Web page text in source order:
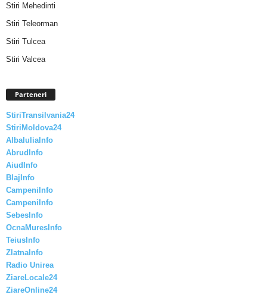
Stiri Mehedinti
Stiri Teleorman
Stiri Tulcea
Stiri Valcea
Parteneri
StiriTransilvania24
StiriMoldova24
AlbaIuliaInfo
AbrudInfo
AiudInfo
BlajInfo
CampeniInfo
CampeniInfo
SebesInfo
OcnaMuresInfo
TeiusInfo
ZlatnaInfo
Radio Unirea
ZiareLocale24
ZiareOnline24